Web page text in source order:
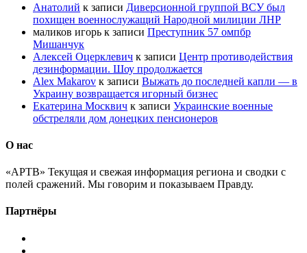
Анатолий к записи Диверсионной группой ВСУ был
похищен военнослужащий Народной милиции ЛНР
маликов игорь к записи Преступник 57 омпбр
Мишанчук
Алексей Оцерклевич к записи Центр противодействия
дезинформации. Шоу продолжается
Alex Makarov к записи Выжать до последней капли — в
Украину возвращается игорный бизнес
Екатерина Москвич к записи Украинские военные
обстреляли дом донецких пенсионеров
О нас
«АРТВ» Текущая и свежая информация региона и сводки с
полей сражений. Мы говорим и показываем Правду.
Партнёры